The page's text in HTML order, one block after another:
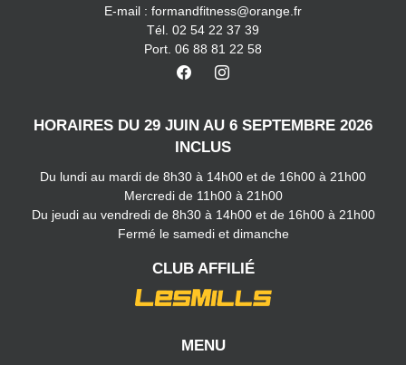
E-mail : formandfitness@orange.fr
Tél. 02 54 22 37 39
Port. 06 88 81 22 58
HORAIRES DU 29 JUIN AU 6 SEPTEMBRE 2026
INCLUS
Du lundi au mardi de 8h30 à 14h00 et de 16h00 à 21h00
Mercredi de 11h00 à 21h00
Du jeudi au vendredi de 8h30 à 14h00 et de 16h00 à 21h00
Fermé le samedi et dimanche
CLUB AFFILIÉ
MENU